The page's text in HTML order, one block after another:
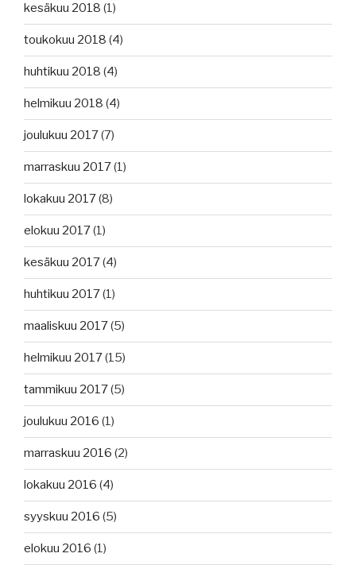
kesäkuu 2018 (1)
toukokuu 2018 (4)
huhtikuu 2018 (4)
helmikuu 2018 (4)
joulukuu 2017(7)
marraskuu 2017(1)
lokakuu 2017(8)
elokuu 2017(1)
kesäkuu 2017(4)
huhtikuu 2017(1)
maaliskuu 2017(5)
helmikuu 2017(15)
tammikuu 2017(5)
joulukuu 2016 (1)
marraskuu 2016 (2)
lokakuu 2016 (4)
syyskuu 2016 (5)
elokuu 2016 (1)